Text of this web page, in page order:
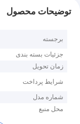
توضیحات محصول
برجسته
جزئیات بسته بندی
زمان تحویل
شرایط پرداخت
شماره مدل
محل منبع